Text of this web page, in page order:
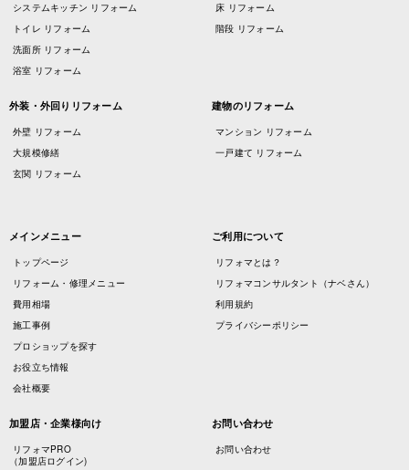
システムキッチン リフォーム
トイレ リフォーム
洗面所 リフォーム
浴室 リフォーム
床 リフォーム
階段 リフォーム
外装・外回りリフォーム
外壁 リフォーム
大規模修繕
玄関 リフォーム
建物のリフォーム
マンション リフォーム
一戸建て リフォーム
メインメニュー
トップページ
リフォーム・修理メニュー
費用相場
施工事例
プロショップを探す
お役立ち情報
会社概要
ご利用について
リフォマとは？
リフォマコンサルタント（ナベさん）
利用規約
プライバシーポリシー
加盟店・企業様向け
リフォマPRO
（加盟店ログイン)
お問い合わせ
お問い合わせ